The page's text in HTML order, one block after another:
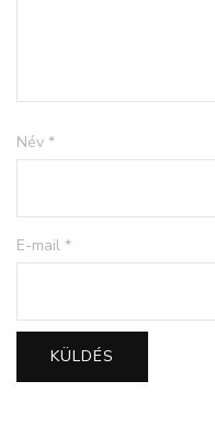
Név *
E-mail *